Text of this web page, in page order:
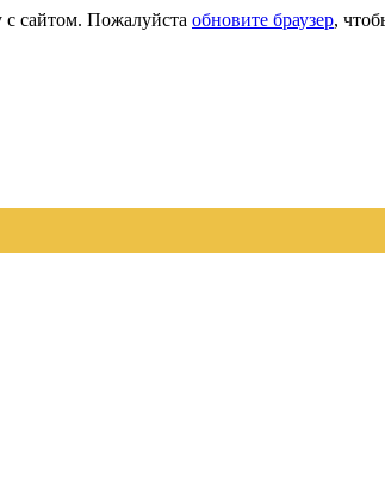
с сайтом. Пожалуйста обновите браузер,